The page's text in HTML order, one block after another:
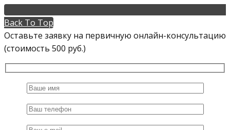
Back To Top
Оставьте заявку на первичную онлайн-консультацию
(стоимость 500 руб.)